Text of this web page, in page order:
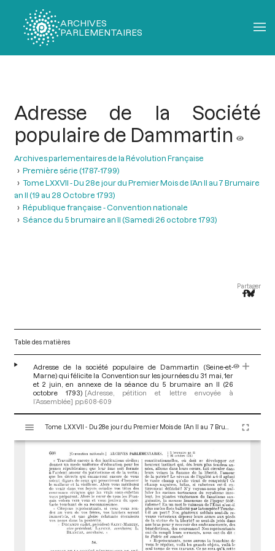
ARCHIVES
PARLEMENTAIRES
Adresse de la Société
populaire de Dammartin
Archives parlementaires de la Révolution Française
Première série (1787-1799)
Tome LXXVII - Du 28e jour du Premier Mois de l’An II au 7 Brumaire
an II (19 au 28 Octobre 1793)
République française - Convention nationale
Séance du 5 brumaire an II (Samedi 26 octobre 1793)
Partager
Table des matières
Adresse de la société populaire de Dammartin (Seine-et-
Marne) qui félicite la Convention sur les journées du 31 mai, 1er
et 2 juin, en annexe de la séance du 5 brumaire an II (26
octobre 1793) [Adresse, pétition et lettre envoyée à
l’Assemblée] pp.608-609
s